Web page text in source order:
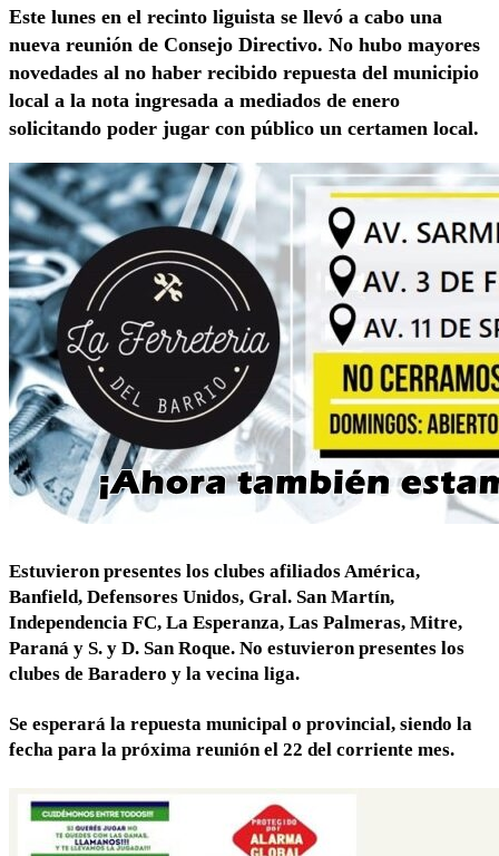
Este lunes en el recinto liguista se llevó a cabo una
nueva reunión de Consejo Directivo. No hubo mayores
novedades al no haber recibido repuesta del municipio
local a la nota ingresada a mediados de enero
solicitando poder jugar con público un certamen local.
Estuvieron presentes los clubes afiliados América,
Banfield, Defensores Unidos, Gral. San Martín,
Independencia FC, La Esperanza, Las Palmeras, Mitre,
Paraná y S. y D. San Roque. No estuvieron presentes los
clubes de Baradero y la vecina liga.
Se esperará la repuesta municipal o provincial, siendo la
fecha para la próxima reunión el 22 del corriente mes.